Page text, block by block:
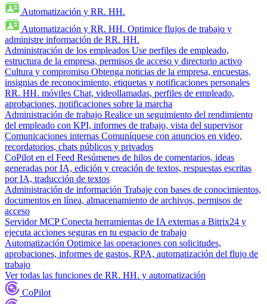
Automatización y RR. HH.
Automatización y RR. HH. Optimice flujos de trabajo y
administre información de RR. HH.
Administración de los empleados Use perfiles de empleado,
estructura de la empresa, permisos de acceso y directorio activo
Cultura y compromiso Obtenga noticias de la empresa, encuestas,
insignias de reconocimiento, etiquetas y notificaciones personales
RR. HH. móviles Chat, videollamadas, perfiles de empleado,
aprobaciones, notificaciones sobre la marcha
Administración de trabajo Realice un seguimiento del rendimiento
del empleado con KPI, informes de trabajo, vista del supervisor
Comunicaciones internas Comuníquese con anuncios en video,
recordatorios, chats públicos y privados
CoPilot en el Feed Resúmenes de hilos de comentarios, ideas
generadas por IA, edición y creación de textos, respuestas escritas
por IA, traducción de textos
Administración de información Trabaje con bases de conocimientos,
documentos en línea, almacenamiento de archivos, permisos de
acceso
Servidor MCP Conecta herramientas de IA externas a Bitrix24 y
ejecuta acciones seguras en tu espacio de trabajo
Automatización Optimice las operaciones con solicitudes,
aprobaciones, informes de gastos, RPA, automatización del flujo de
trabajo
Ver todas las funciones de RR. HH. y automatización
CoPilot